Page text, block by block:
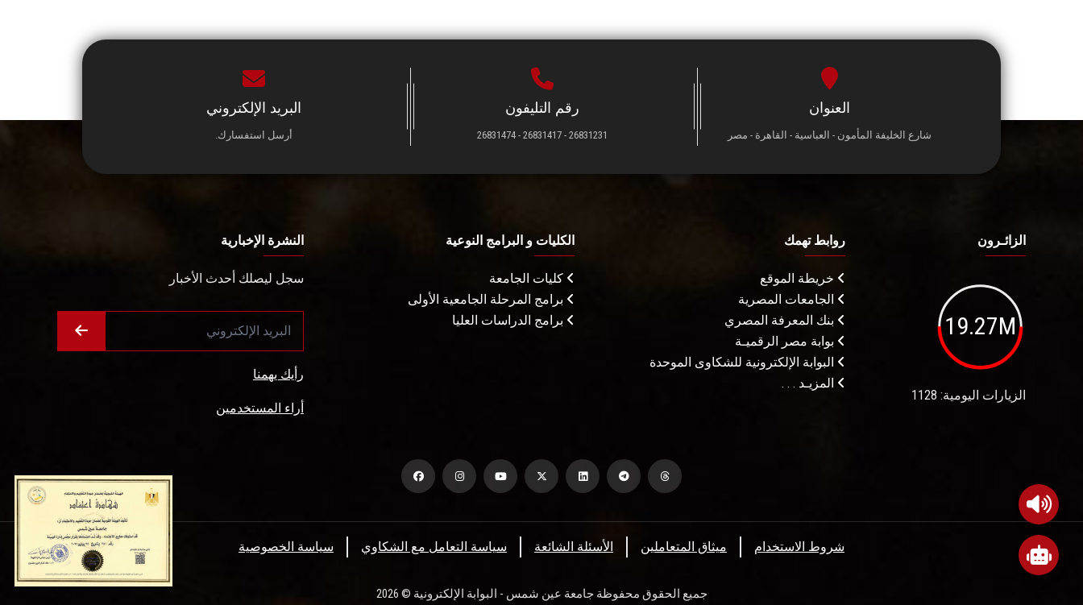
العنوان
شارع الخليفة المأمون - العباسية - القاهرة - مصر
رقم التليفون
26831231 - 26831417 - 26831474
البريد الإلكتروني
أرسل استفسارك.
الزائـرون
19.27M
الزيارات اليومية: 1128
روابط تهمك
خريطة الموقع
الجامعات المصرية
بنك المعرفة المصري
بوابة مصر الرقميـة
البوابة الإلكترونية للشكاوى الموحدة
المزيـد . . .
الكليات و البرامج النوعية
كليات الجامعة
برامج المرحلة الجامعية الأولى
برامج الدراسات العليا
النشرة الإخبارية
سجل ليصلك أحدث الأخبار
رأيك يهمنا
أراء المستخدمين
سياسة الخصوصية سياسة التعامل مع الشكاوي الأسئلة الشائعة ميثاق المتعاملين شروط الاستخدام
جميع الحقوق محفوظة جامعة عين شمس - البوابة الإلكترونية © 2026